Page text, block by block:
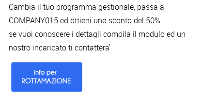
Cambia il tuo programma gestionale, passa a
COMPANY015 ed ottieni uno sconto del 50%
se vuoi conoscere i dettagli compila il modulo ed un
nostro incaricato ti contattera'